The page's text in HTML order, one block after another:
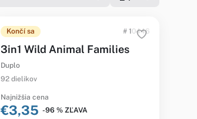
Končí sa # 10446
3in1 Wild Animal Families
Duplo
92 dielikov
Najnižšia cena
€3,35 -96 % ZĽAVA